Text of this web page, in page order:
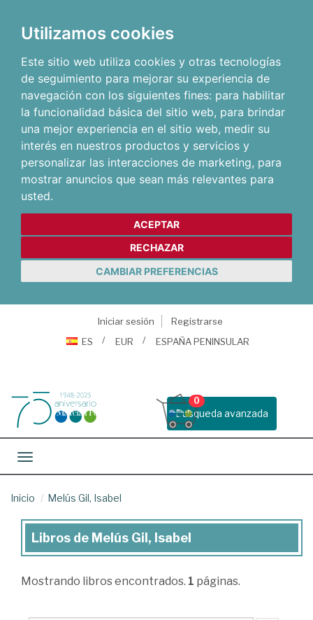
Utilizamos cookies
Este sitio web utiliza cookies y otras tecnologías
de seguimiento para mejorar su experiencia de
navegación con los siguientes fines: para habilitar
la funcionalidad básica del sitio web, para brindar
una mejor experiencia en el sitio web, medir su
interés en nuestros productos y servicios y
personalizar las interacciones de marketing, para
mostrar anuncios que sean más relevantes para
usted.
ACEPTAR
RECHAZAR
CAMBIAR PREFERENCIAS
Iniciar sesión
Registrarse
ES
EUR ESPAÑA PENINSULAR
Busqueda avanzada
0
Toggle navigation
Inicio Melús Gil, Isabel
Libros
Melús
Libros de Melús Gil, Isabel
Mostrando libros encontrados. 1 páginas.